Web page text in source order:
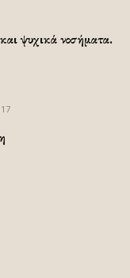
ψυχικά νοσήματα.